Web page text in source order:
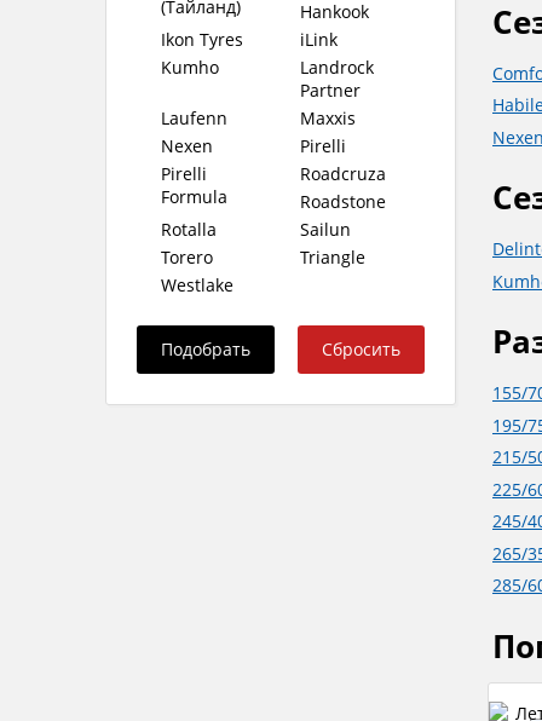
(Тайланд)
Hankook
Ikon Tyres
iLink
Kumho
Landrock
Partner
Laufenn
Maxxis
Nexen
Pirelli
Pirelli
Formula
Roadcruza
Roadstone
Rotalla
Sailun
Torero
Triangle
Westlake
155/
195/
215/
225/
245/
265/
285/